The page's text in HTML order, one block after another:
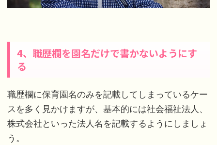
4、職歴欄を園名だけで書かないようにす
る
職歴欄に保育園名のみを記載してしまっているケー
スを多く見かけますが、基本的には社会福祉法人、
株式会社といった法人名を記載するようにしましょ
う。